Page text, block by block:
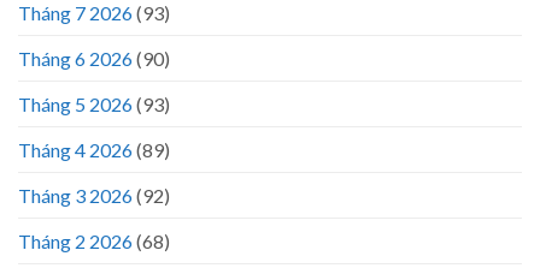
Tháng 7 2026(93)
Tháng 6 2026(90)
Tháng 5 2026(93)
Tháng 4 2026(89)
Tháng 3 2026(92)
Tháng 2 2026(68)